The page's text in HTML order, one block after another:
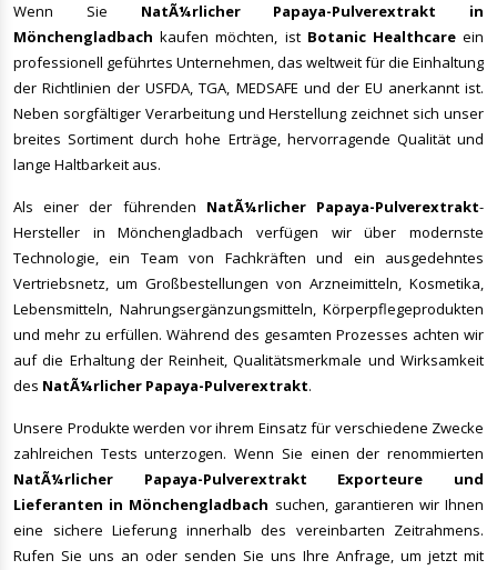
Wenn Sie NatÃ¼rlicher Papaya-Pulverextrakt
in
Mönchengladbach kaufen möchten, ist Botanic Healthcareein
professionell geführtes Unternehmen, das weltweit für die Einhaltung
der Richtlinien der USFDA, TGA, MEDSAFE und der EU anerkannt ist.
Neben sorgfältiger Verarbeitung und Herstellung zeichnet sich unser
breites Sortiment durch hohe Erträge, hervorragende Qualität und
lange Haltbarkeit aus.
Als einer der führenden NatÃ¼rlicher Papaya-Pulverextrakt-
Hersteller in Mönchengladbach verfügen wir über modernste
Technologie, ein Team von Fachkräften und ein ausgedehntes
Vertriebsnetz, um Großbestellungen von Arzneimitteln, Kosmetika,
Lebensmitteln, Nahrungsergänzungsmitteln, Körperpflegeprodukten
und mehr zu erfüllen. Während des gesamten Prozesses achten wir
auf die Erhaltung der Reinheit, Qualitätsmerkmale und Wirksamkeit
des NatÃ¼rlicher Papaya-Pulverextrakt.
Unsere Produkte werden vor ihrem Einsatz für verschiedene Zwecke
zahlreichen Tests unterzogen. Wenn Sie einen der renommierten
NatÃ¼rlicher Papaya-Pulverextrakt
Exporteure und
Lieferanten in Mönchengladbach suchen, garantieren wir Ihnen
eine sichere Lieferung innerhalb des vereinbarten Zeitrahmens.
Rufen Sie uns an oder senden Sie uns Ihre Anfrage, um jetzt mit